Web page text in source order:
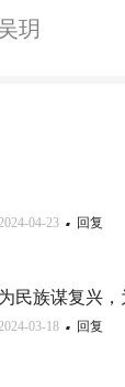
玥
04-23 回复
民族谋复兴，
03-18 回复